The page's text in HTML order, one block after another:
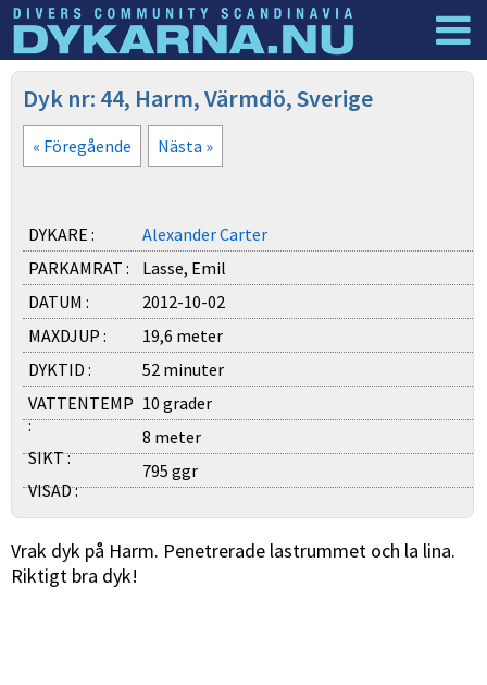
Dyknyheter
Dyk nr: 44, Harm, Värmdö, Sverige
« Föregående Nästa »
DYKARE :
Alexander Carter
PARKAMRAT :
Lasse, Emil
DATUM :
2012-10-02
MAXDJUP :
19,6 meter
DYKTID :
52 minuter
VATTENTEMP
:
10 grader
SIKT :
8 meter
VISAD :
795 ggr
Vrak dyk på Harm. Penetrerade lastrummet och la lina.
Riktigt bra dyk!